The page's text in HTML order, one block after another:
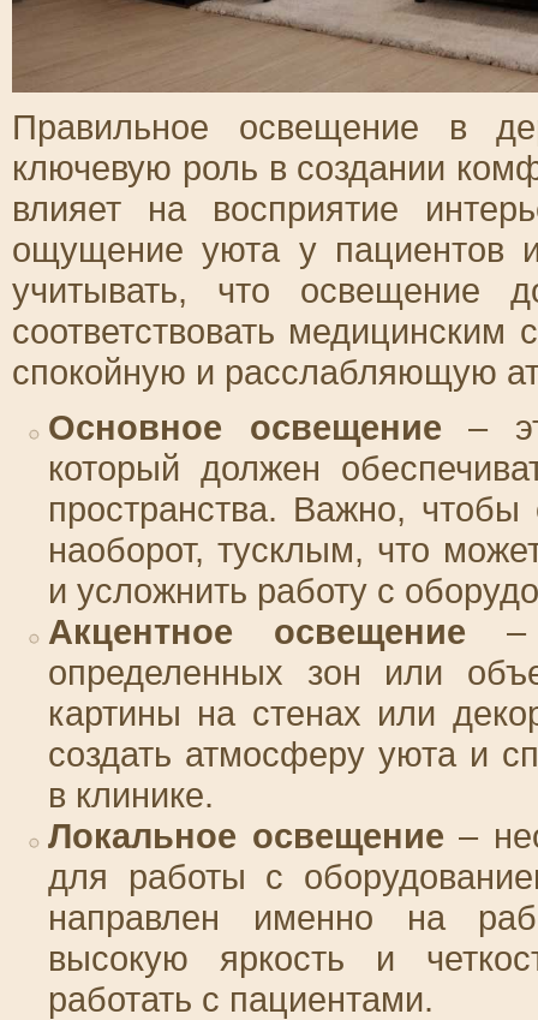
Правильное освещение в
ключевую роль в создании
влияет на восприятие
ощущение уюта у пациентов
учитывать, что освещение
соответствовать медицинским
спокойную и расслабляющую
Основное освещение –
который должен
пространства. Важно,
наоборот, тусклым, что
и усложнить работу с
Акцентное освещение –
определенных зон или
картины на стенах или
создать атмосферу уюта и
в клинике.
Локальное освещение –
для работы с
направлен именно на
высокую яркость и
работать с пациентами.